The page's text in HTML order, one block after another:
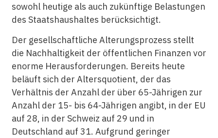
sowohl heutige als auch zukünftige Belastungen
des Staatshaushaltes berücksichtigt.
Der gesellschaftliche Alterungsprozess stellt
die Nachhaltigkeit der öffentlichen Finanzen vor
enorme Herausforderungen. Bereits heute
beläuft sich der Altersquotient, der das
Verhältnis der Anzahl der über 65-Jährigen zur
Anzahl der 15- bis 64-Jährigen angibt, in der EU
auf 28, in der Schweiz auf 29 und in
Deutschland auf 31. Aufgrund geringer